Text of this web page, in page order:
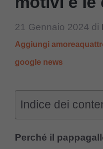
21 Gennaio 2024 di
Aggiungi
google news
Indice dei
Perché il